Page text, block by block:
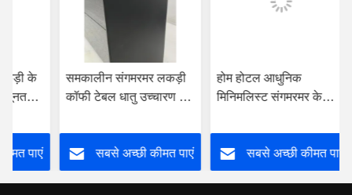
के
पाएं
समकालीन संगमरमर लकड़ी
कॉफी टेबल धातु उच्चारण के
45cm
सबसे अच्छी कीमत पाएं
होम होटल आधुनिक
मिनिमलिस्ट संगमरमर के
आधार के साथ
सबसे अच्छी कीमत पाएं